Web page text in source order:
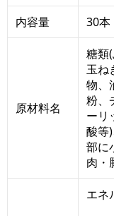
内容量 30本
原材料名
糖類
玉ね
物、
粉、
ーリ
酸等
部に
肉・
エ